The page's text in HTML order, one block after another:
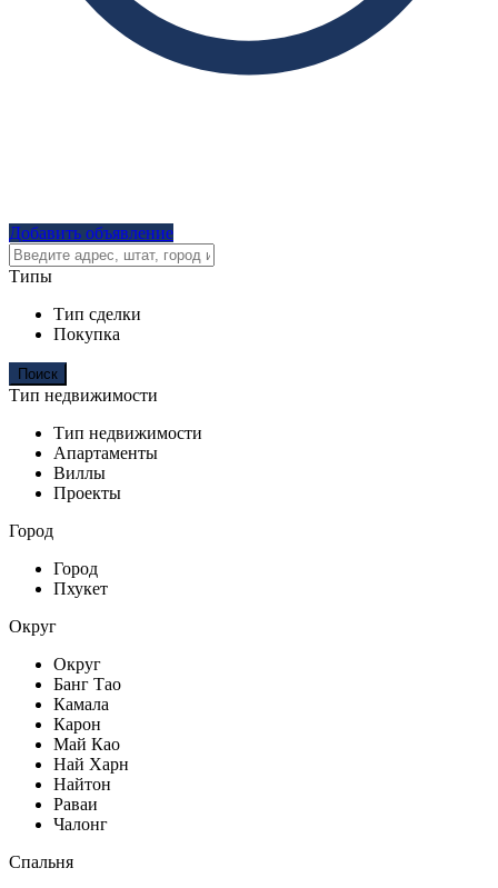
Добавить объявление
Типы
Тип сделки
Покупка
Тип недвижимости
Тип недвижимости
Апартаменты
Виллы
Проекты
Город
Город
Пхукет
Округ
Округ
Банг Тао
Камала
Карон
Май Као
Най Харн
Найтон
Раваи
Чалонг
Спальня